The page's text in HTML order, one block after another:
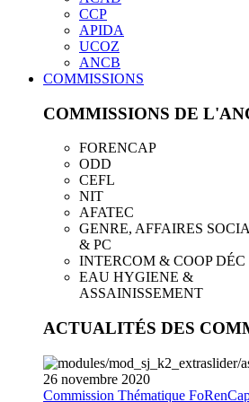
CCP
APIDA
UCOZ
ANCB
COMMISSIONS
COMMISSIONS DE
FORENCAP
ODD
CEFL
NIT
AFATEC
GENRE, AFFAIRES
& PC
INTERCOM & COOP DÉC
EAU HYGIENE &
ASSAINISSEMENT
ACTUALITÉS DES
26 novembre 2020
Commission Thématique